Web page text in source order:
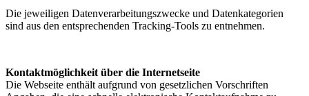
Die jeweiligen Datenverarbeitungszwecke und Datenkategorien
sind aus den entsprechenden Tracking-Tools zu entnehmen.
Kontaktmöglichkeit über die Internetseite
Die Webseite enthält aufgrund von gesetzlichen Vorschriften